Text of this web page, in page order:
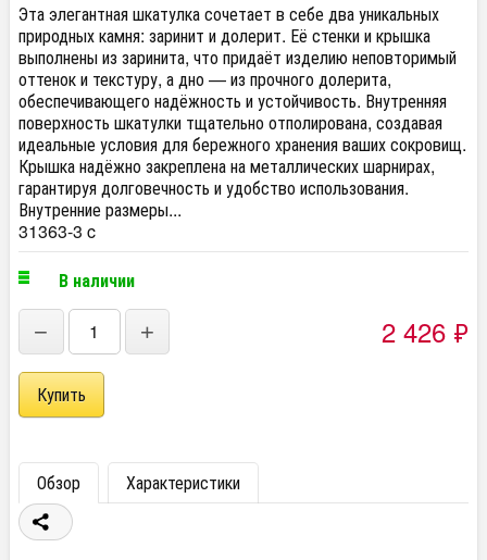
Эта элегантная шкатулка сочетает в себе два уникальных
природных камня: заринит и долерит. Её стенки и крышка
выполнены из заринита, что придаёт изделию неповторимый
оттенок и текстуру, а дно — из прочного долерита,
обеспечивающего надёжность и устойчивость. Внутренняя
поверхность шкатулки тщательно отполирована, создавая
идеальные условия для бережного хранения ваших сокровищ.
Крышка надёжно закреплена на металлических шарнирах,
гарантируя долговечность и удобство использования.
Внутренние размеры...
31363-3 c
В наличии
− + 2 426 ₽
Обзор Характеристики